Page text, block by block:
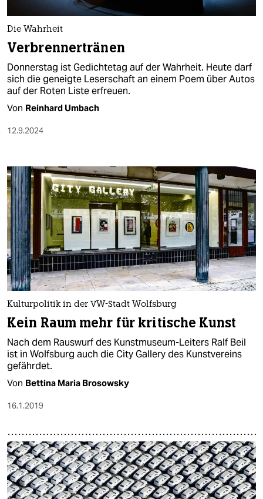
nord
wahrheit
verlag
verlag
veranstaltungen
fragen & hilfe
unterstützen
abo
genossenschaft
epaper login
Die Wahrheit
Verbrennertränen
Donnerstag ist Gedichtetag auf der Wahrheit. Heute darf
sich die geneigte Leserschaft an einem Poem über Autos
auf der Roten Liste erfreuen.
Von Reinhard Umbach
12.9.2024
Kulturpolitik in der VW-Stadt Wolfsburg
Kein Raum mehr für kritische Kunst
Nach dem Rauswurf des Kunstmuseum-Leiters Ralf Beil
ist in Wolfsburg auch die City Gallery des Kunstvereins
gefährdet.
Von Bettina Maria Brosowsky
16.1.2019